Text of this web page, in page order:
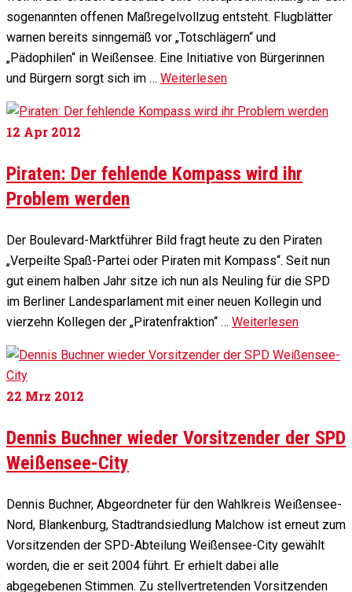
sogenannten offenen Maßregelvollzug entsteht. Flugblätter
warnen bereits sinngemäß vor „Totschlägern“ und
„Pädophilen“ in Weißensee. Eine Initiative von Bürgerinnen
und Bürgern sorgt sich im … Weiterlesen
12 Apr 2012
Piraten: Der fehlende Kompass wird ihr
Problem werden
Der Boulevard-Marktführer Bild fragt heute zu den Piraten
„Verpeilte Spaß-Partei oder Piraten mit Kompass“. Seit nun
gut einem halben Jahr sitze ich nun als Neuling für die SPD
im Berliner Landesparlament mit einer neuen Kollegin und
vierzehn Kollegen der „Piratenfraktion“ … Weiterlesen
22 Mrz 2012
Dennis Buchner wieder Vorsitzender der SPD
Weißensee-City
Dennis Buchner, Abgeordneter für den Wahlkreis Weißensee-
Nord, Blankenburg, Stadtrandsiedlung Malchow ist erneut zum
Vorsitzenden der SPD-Abteilung Weißensee-City gewählt
worden, die er seit 2004 führt. Er erhielt dabei alle
abgegebenen Stimmen. Zu stellvertretenden Vorsitzenden